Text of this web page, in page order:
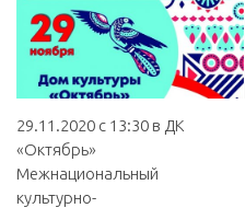
29.11.2020 с 13:30 в ДК
«Октябрь»
Межнациональный
культурно-